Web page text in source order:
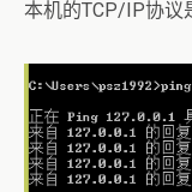
本机的TCP/IP协议